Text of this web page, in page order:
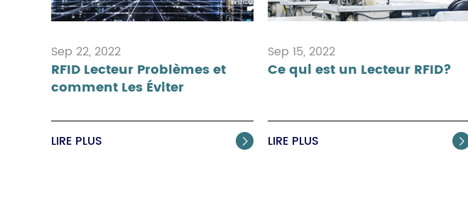
Sep 22, 2022
RFID Lecteur Problèmes et
comment Les Éviter
LIRE PLUS 
Sep 15, 2022
Ce qui est un Lecteur RFID?
LIRE PLUS 